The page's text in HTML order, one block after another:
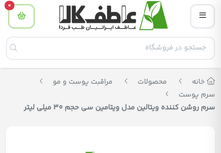
0
خانه محصولات
مراقبت پوست و مو
سرم پوست
سرم روشن کننده ویتالین مدل ویتامین سی حجم 30 میلی لیتر